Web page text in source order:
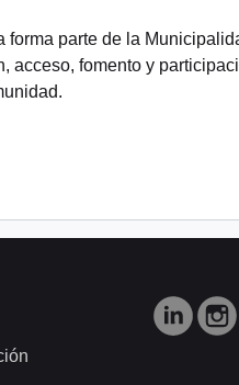
forma parte de la
acceso, fomento y